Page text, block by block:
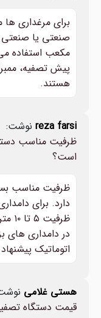
برای مرغداری
مکعب استفاده
هستند.
reza farsi نوشت:
ظرفیت مناسب
است؟
ظرفیت مناسب
دارد. برای
در دامداری های
اتوماتیک
هستی غلامی
قیمت دستگاه